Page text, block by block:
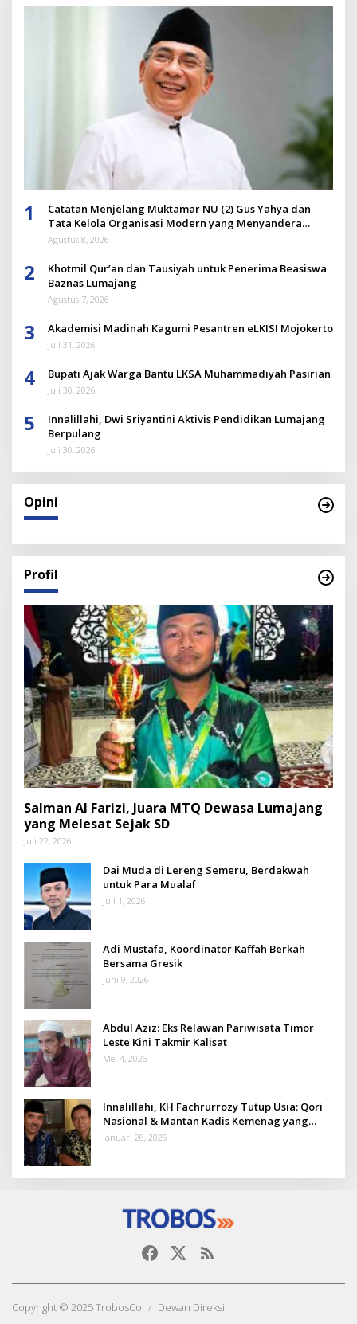
1
Catatan Menjelang Muktamar NU (2) Gus Yahya dan
Tata Kelola Organisasi Modern yang Menyandera
Dirinya
Agustus 8, 2026
2
Khotmil Qur’an dan Tausiyah untuk Penerima Beasiswa
Baznas Lumajang
Agustus 7, 2026
3 Akademisi Madinah Kagumi Pesantren eLKISI Mojokerto
Juli 31, 2026
4 Bupati Ajak Warga Bantu LKSA Muhammadiyah Pasirian
Juli 30, 2026
5
Innalillahi, Dwi Sriyantini Aktivis Pendidikan Lumajang
Berpulang
Juli 30, 2026
Opini
Profil
Salman Al Farizi, Juara MTQ Dewasa Lumajang
yang Melesat Sejak SD
Juli 22, 2026
Dai Muda di Lereng Semeru, Berdakwah
untuk Para Mualaf
Juli 1, 2026
Adi Mustafa, Koordinator Kaffah Berkah
Bersama Gresik
Juni 9, 2026
Abdul Aziz: Eks Relawan Pariwisata Timor
Leste Kini Takmir Kalisat
Mei 4, 2026
Innalillahi, KH Fachrurrozy Tutup Usia: Qori
Nasional & Mantan Kadis Kemenag yang
Penuh Teladan
Januari 26, 2026
Copyright © 2025 TrobosCo Dewan Direksi